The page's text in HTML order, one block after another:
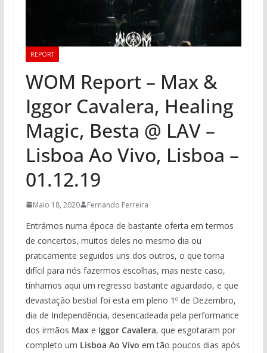
REPORT
WOM Report – Max &
Iggor Cavalera, Healing
Magic, Besta @ LAV –
Lisboa Ao Vivo, Lisboa –
01.12.19
Maio 18, 2020 Fernando Ferreira
Entrámos numa época de bastante oferta em termos
de concertos, muitos deles no mesmo dia ou
praticamente seguidos uns dos outros, o que torna
difícil para nós fazermos escolhas, mas neste caso,
tínhamos aqui um regresso bastante aguardado, e que
devastação bestial foi esta em pleno 1º de Dezembro,
dia de Independência, desencadeada pela performance
dos irmãos Maxe Iggor Cavalera, que esgotaram por
completo um Lisboa Ao Vivo em tão poucos dias após